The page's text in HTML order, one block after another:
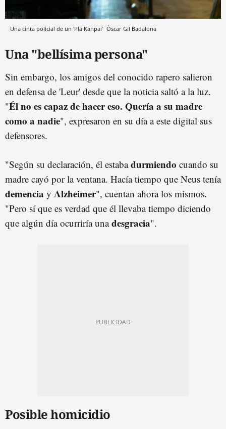
Una cinta policial de un 'Pla Kanpai' Òscar Gil Badalona
Una "bellísima persona"
Sin embargo, los amigos del conocido rapero salieron
en defensa de 'Leur' desde que la noticia saltó a la luz.
"Él no es capaz de hacer eso. Quería a su madre
como a nadie", expresaron en su día a este digital sus
defensores.
"Según su declaración, él estabadurmiendo cuando su
madre cayó por la ventana. Hacía tiempo que Neus tenía
demencia y Alzheimer", cuentan ahora los mismos.
"Pero sí que es verdad que él llevaba tiempo diciendo
que algún día ocurriría unadesgracia".
Posible homicidio